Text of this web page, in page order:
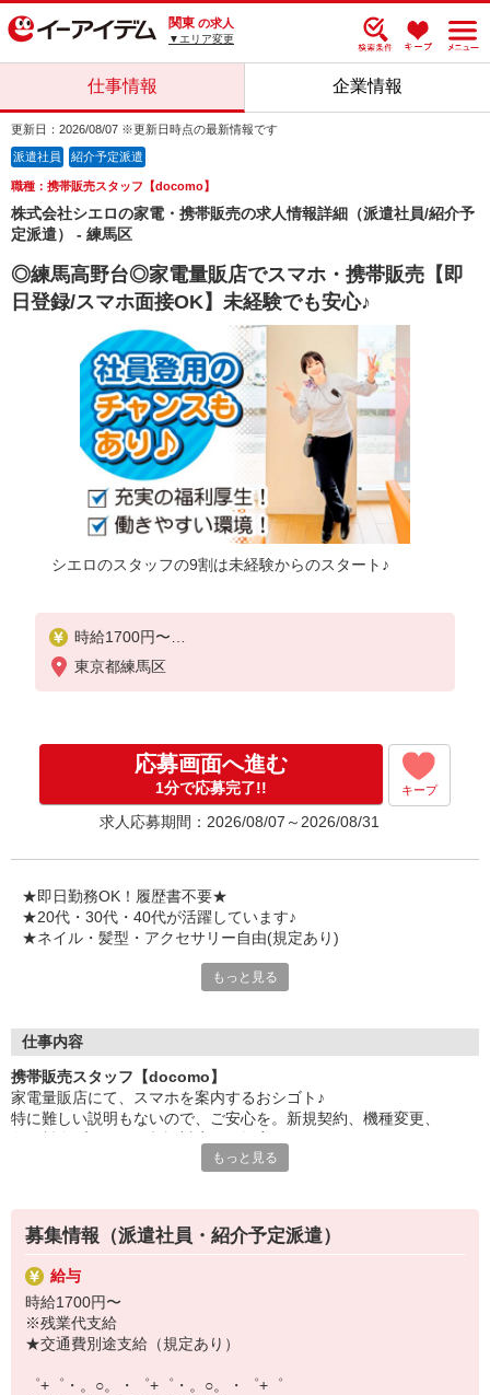
関東 の求人
▼エリア変更
仕事情報 企業情報
更新日：2026/08/07 ※更新日時点の最新情報です
派遣社員 紹介予定派遣
職種：携帯販売スタッフ【docomo】
株式会社シエロの家電・携帯販売の求人情報詳細（派遣社員/紹介予
定派遣） - 練馬区
◎練馬高野台◎家電量販店でスマホ・携帯販売【即
日登録/スマホ面接OK】未経験でも安心♪
シエロのスタッフの9割は未経験からのスタート♪
時給1700円〜
※残業代支給
★交通費別途支給（規定あり）
入社祝い金10万円支給(規定有)
お友達を紹介頂くと,
インセンティブ支給(規定有)
゜・。○。・゜+゜・。○。・゜+゜
東京都練馬区
応募画面へ進む
1分で応募完了!! キープ
求人応募期間：2026/08/07～2026/08/31
★即日勤務OK！履歴書不要★
★20代・30代・40代が活躍しています♪
★ネイル・髪型・アクセサリー自由(規定あり)
でも心配ご無用！
お互いに教え合ったり、フォローしあったりする
和気あいあいとした人間関係がある店舗ばかり！
皆で一緒にステップアップしましょう♪
【選べるお仕事いろいろ】
▼オフィスワーク
事務、経理、データ入力、コールセンター、受付
▼工場・製造・軽作業系
機械/食品製造・梱包・仕分け・加工・組立・検査
▼美容系
眉毛サロンのアイブロウ・ネイリスト・エステ
▼営業・販売
法人営業・アパレル販売・個別指導塾・人材紹介
▼人気案件も多数♪
もっと見る
仕事内容
携帯販売スタッフ【docomo】
家電量販店にて、スマホを案内するおシゴト♪
特に難しい説明もないので、ご安心を。新規契約、機種変更、
満足度◎
■携帯やインターネット販売業務
docomo(ドコモ)/au(エーユー)・KDDI/softbank(ソフトバンク)など
の大手キャリアから
ワイモバイル(Y!mobille)、楽天モバイル、UQなど格安スマホまで幅
広く紹介可能♪
もっと見る
募集情報（派遣社員・紹介予定派遣）
給与
時給1700円〜
※残業代支給
★交通費別途支給（規定あり）
゜+゜・。○。・゜+゜・。○。・゜+゜